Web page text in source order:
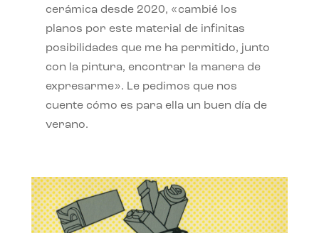
cerámica desde 2020, «cambié los
planos por este material de infinitas
posibilidades que me ha permitido, junto
con la pintura, encontrar la manera de
expresarme». Le pedimos que nos
cuente cómo es para ella un buen día de
verano.